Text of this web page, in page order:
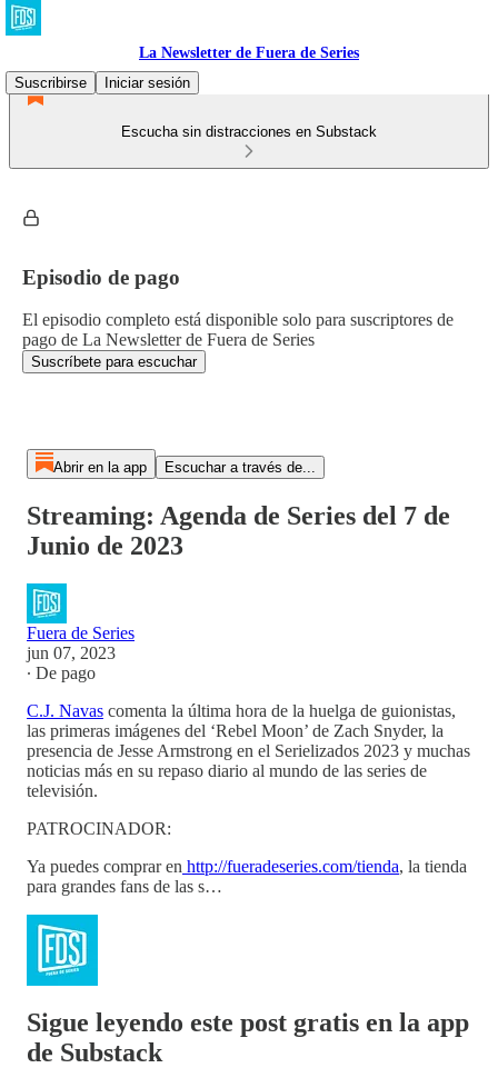
La Newsletter de Fuera de Series
Suscribirse
Iniciar sesión
Escucha sin distracciones en Substack
Episodio de pago
El episodio completo está disponible solo para suscriptores de
pago de La Newsletter de Fuera de Series
Suscríbete para escuchar
Abrir en la app Escuchar a través de...
Streaming: Agenda de Series del 7 de
Junio de 2023
Fuera de Series
jun 07, 2023
∙ De pago
C.J. Navas comenta la última hora de la huelga de guionistas,
las primeras imágenes del ‘Rebel Moon’ de Zach Snyder, la
presencia de Jesse Armstrong en el Serielizados 2023 y muchas
noticias más en su repaso diario al mundo de las series de
televisión.
PATROCINADOR:
Ya puedes comprar en http://fueradeseries.com/tienda, la tienda
para grandes fans de las s…
Sigue leyendo este post gratis en la app
de Substack